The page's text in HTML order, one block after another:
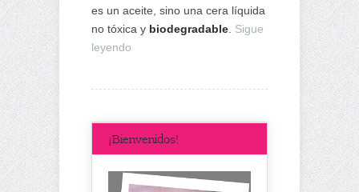
es un aceite, sino una cera líquida
no tóxica y biodegradable Sigue
leyendo
¡Bienvenidos!